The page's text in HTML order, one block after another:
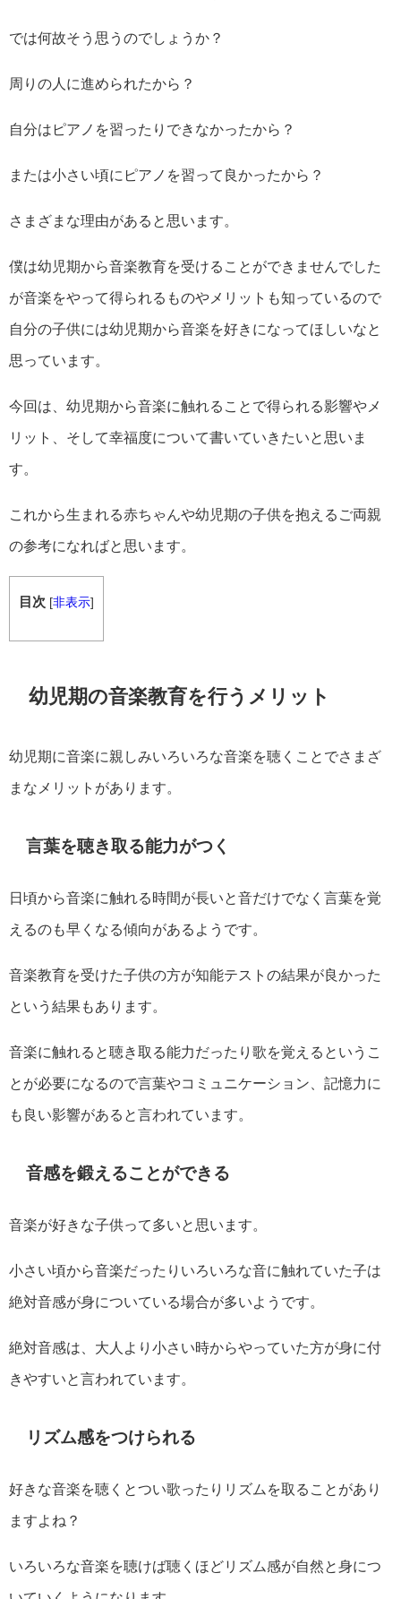
では何故そう思うのでしょうか？
周りの人に進められたから？
自分はピアノを習ったりできなかったから？
または小さい頃にピアノを習って良かったから？
さまざまな理由があると思います。
僕は幼児期から音楽教育を受けることができませんでした
が音楽をやって得られるものやメリットも知っているので
自分の子供には幼児期から音楽を好きになってほしいなと
思っています。
今回は、幼児期から音楽に触れることで得られる影響やメ
リット、そして幸福度について書いていきたいと思いま
す。
これから生まれる赤ちゃんや幼児期の子供を抱えるご両親
の参考になればと思います。
目次 [非表示]
幼児期の音楽教育を行うメリット
幼児期に音楽に親しみいろいろな音楽を聴くことでさまざ
まなメリットがあります。
言葉を聴き取る能力がつく
日頃から音楽に触れる時間が長いと音だけでなく言葉を覚
えるのも早くなる傾向があるようです。
音楽教育を受けた子供の方が知能テストの結果が良かった
という結果もあります。
音楽に触れると聴き取る能力だったり歌を覚えるというこ
とが必要になるので言葉やコミュニケーション、記憶力に
も良い影響があると言われています。
音感を鍛えることができる
音楽が好きな子供って多いと思います。
小さい頃から音楽だったりいろいろな音に触れていた子は
絶対音感が身についている場合が多いようです。
絶対音感は、大人より小さい時からやっていた方が身に付
きやすいと言われています。
リズム感をつけられる
好きな音楽を聴くとつい歌ったりリズムを取ることがあり
ますよね？
いろいろな音楽を聴けば聴くほどリズム感が自然と身につ